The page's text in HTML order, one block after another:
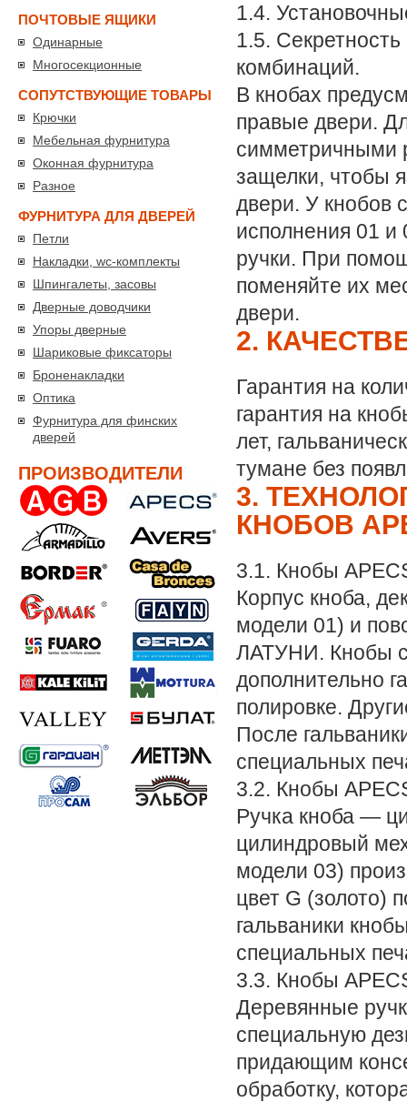
ПОЧТОВЫЕ ЯЩИКИ
Одинарные
Многосекционные
СОПУТСТВУЮЩИЕ ТОВАРЫ
Крючки
Мебельная фурнитура
Оконная фурнитура
Разное
ФУРНИТУРА ДЛЯ ДВЕРЕЙ
Петли
Накладки, wc-комплекты
Шпингалеты, засовы
Дверные доводчики
Упоры дверные
Шариковые фиксаторы
Броненакладки
Оптика
Фурнитура для финских
дверей
ПРОИЗВОДИТЕЛИ
1.4.
1.5.
комбинаций.
В кнобах
правые двери.
симметричными
защелки, чтобы
двери. У кнобов
исполнения 01 и
ручки. При
поменяйте их
двери.
2.
Гарантия на
гарантия на
лет,
тумане без
3.
КНОБОВ
3.1. Кнобы
Корпус кноба,
модели 01) и
ЛАТУНИ. Кнобы с
дополнительно
полировке.
После
специальных
3.2. Кнобы
Ручка кноба —
цилиндровый
модели 03)
цвет G (золото)
гальваники
специальных
3.3. Кнобы
Деревянные
специальную
придающим
обработку,